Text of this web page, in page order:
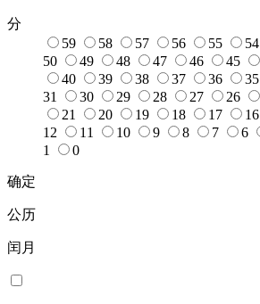
分
59
58 57 56 55 54
50
49 48 47 46 45
40
39 38 37 36 35
31
30 29 28 27 26
21
20 19 18 17 16
12
11 10 9 8 7 6
1
0
确定
公历
闰月